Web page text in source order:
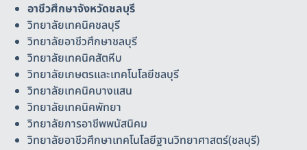
อาชีวศึกษาจังหวัดชลบุรี
วิทยาลัยเทคนิคชลบุรี
วิทยาลัยอาชีวศึกษาชลบุรี
วิทยาลัยเทคนิคสัตหีบ
วิทยาลัยเกษตรและเทคโนโลยีชลบุรี
วิทยาลัยเทคนิคบางแสน
วิทยาลัยเทคนิคพัทยา
วิทยาลัยการอาชีพพนัสนิคม
วิทยาลัยอาชีวศึกษาเทคโนโลยีฐานวิทยาศาสตร์(ชลบุรี)